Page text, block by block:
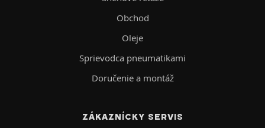
Obchod
Oleje
Sprievodca pneumatikami
Doručenie a montáž
ZÁKAZNÍCKY SERVIS